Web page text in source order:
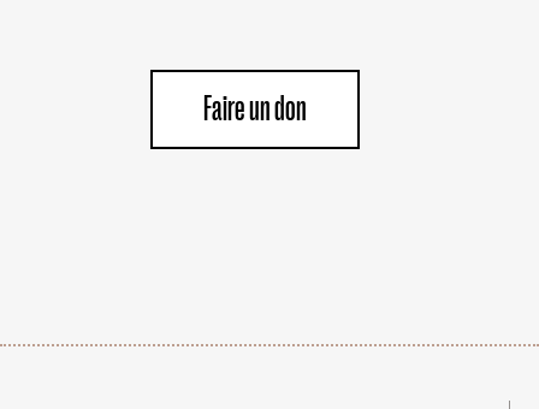
Faire un don